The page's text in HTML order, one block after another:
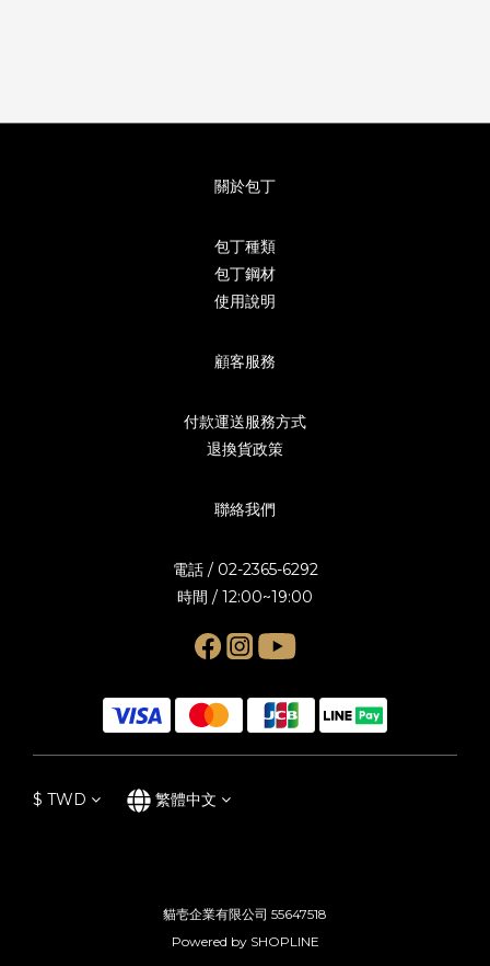
關於包丁
包丁種類
包丁鋼材
使用說明
顧客服務
付款運送服務方式
退換貨政策
聯絡我們
電話 / 02-2365-6292
時間 / 12:00~19:00
$ TWD 繁體中文
貓壱企業有限公司 55647518
Powered by SHOPLINE